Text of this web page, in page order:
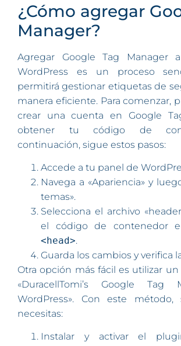
¿Cómo agregar
Manager?
Agregar Google Tag Manager
WordPress es un proceso
permitirá gestionar etiquetas de
manera eficiente. Para comenzar,
crear una cuenta en Google
obtener tu código de
continuación, sigue estos pasos:
Accede a tu panel de
Navega a «Apariencia» y
temas».
Selecciona el archivo
el código de contenedor
<head>.
Guarda los cambios y verifica
Otra opción más fácil es utilizar
«DuracellTomi’s Google Tag
WordPress». Con este método,
necesitas:
Instalar y activar el